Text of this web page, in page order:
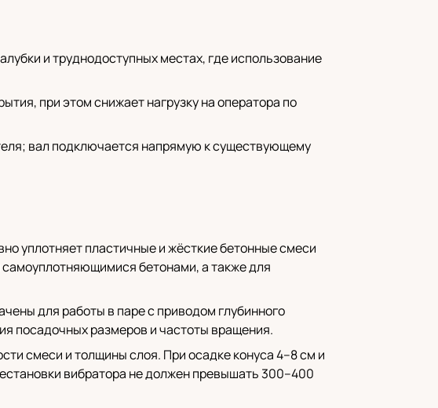
и труднодоступных местах, где использование
при этом снижает нагрузку на оператора по
вал подключается напрямую к существующему
уплотняет пластичные и жёсткие бетонные смеси
бетонами, а также для
для работы в паре с приводом глубинного
посадочных размеров и частоты вращения.
смеси и толщины слоя. При осадке конуса 4–8 см и
вибратора не должен превышать 300–400